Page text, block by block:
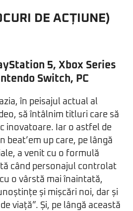
DE ACȚIUNE)
5, Xbox Series
Switch, PC
în peisajul actual al
să întâlnim titluri care să
inovatoare. Iar o astfel de
beat’em up care, pe lângă
a venit cu o formulă
când personajul controlat
o vârstă mai înaintată,
și mișcări noi, dar și
viață”. Și, pe lângă această